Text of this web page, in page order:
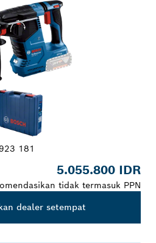
181
5.055.800 IDR
tidak termasuk PPN
dealer setempat